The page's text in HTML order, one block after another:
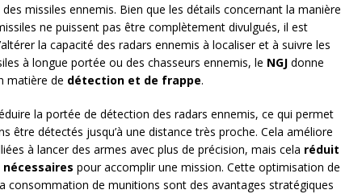
des missiles ennemis. Bien que les détails concernant la manière
ne puissent pas être complètement divulgués, il est
la capacité des radars ennemis à localiser et à suivre les
à longue portée ou des chasseurs ennemis, le NGJ donne
matière de détection et de frappe.
la portée de détection des radars ennemis, ce qui permet
être détectés jusqu’à une distance très proche. Cela améliore
à lancer des armes avec plus de précision, mais cela réduit
pour accomplir une mission. Cette optimisation de
consommation de munitions sont des avantages stratégiques